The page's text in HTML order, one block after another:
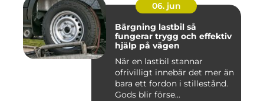
06. jun
Bärgning lastbil så
fungerar trygg och effektiv
hjälp på vägen
När en lastbil stannar
ofrivilligt innebär det mer än
bara ett fordon i stillestånd.
Gods blir förse...